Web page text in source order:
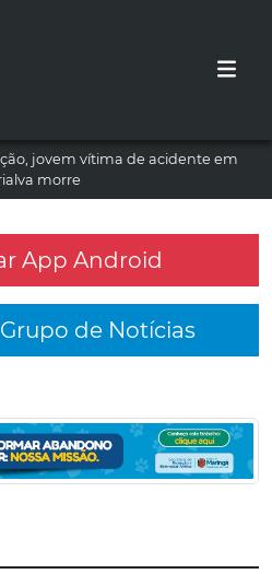
jovem vítima de acidente em
morre
App Android
de Notícias